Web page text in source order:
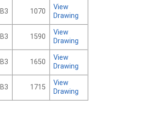
B3 1070
View
Drawing
B3 1590
View
Drawing
B3 1650
View
Drawing
B3 1715
View
Drawing